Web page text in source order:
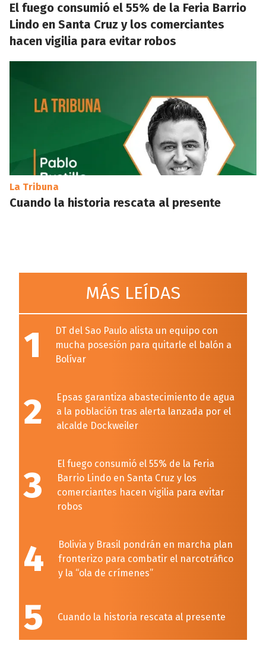
El fuego consumió el 55% de la Feria Barrio
Lindo en Santa Cruz y los comerciantes
hacen vigilia para evitar robos
La Tribuna
Cuando la historia rescata al presente
MÁS LEÍDAS
1
DT del Sao Paulo alista un equipo con
mucha posesión para quitarle el balón a
Bolívar
2
Epsas garantiza abastecimiento de agua
a la población tras alerta lanzada por el
alcalde Dockweiler
3
El fuego consumió el 55% de la Feria
Barrio Lindo en Santa Cruz y los
comerciantes hacen vigilia para evitar
robos
4
Bolivia y Brasil pondrán en marcha plan
fronterizo para combatir el narcotráfico
y la “ola de crímenes”
5 Cuando la historia rescata al presente